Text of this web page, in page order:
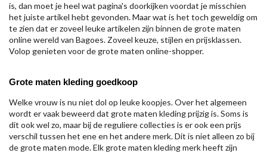
is, dan moet je heel wat pagina's doorkijken voordat je misschien
het juiste artikel hebt gevonden. Maar wat is het toch geweldig om
te zien dat er zoveel leuke artikelen zijn binnen de grote maten
online wereld van Bagoes. Zoveel keuze, stijlen en prijsklassen.
Volop genieten voor de grote maten online-shopper.
Grote maten kleding goedkoop
Welke vrouw is nu niet dol op leuke koopjes. Over het algemeen
wordt er vaak beweerd dat grote maten kleding prijzig is. Soms is
dit ook wel zo, maar bij de reguliere collecties is er ook een prijs
verschil tussen het ene en het andere merk. Dit is niet alleen zo bij
de grote maten mode. Elk grote maten kleding merk heeft zijn